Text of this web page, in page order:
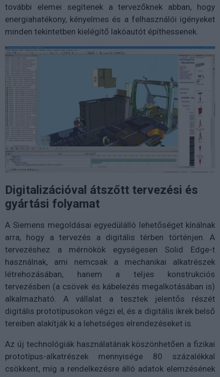
további elemei segítenek a tervezőknek abban, hogy
energiahatékony, kényelmes és a felhasználói igényeket
minden tekintetben kielégítő lakóautót építhessenek.
Digitalizációval átszőtt tervezési és
gyártási folyamat
A Siemens megoldásai egyedülálló lehetőséget kínálnak
arra, hogy a tervezés a digitális térben történjen. A
tervezéshez a mérnökök egységesen Solid Edge-t
használnak, ami nemcsak a mechanikai alkatrészek
létrehozásában, hanem a teljes konstrukciós
tervezésben (a csövek és kábelezés megalkotásában is)
alkalmazható. A vállalat a tesztek jelentős részét
digitális prototípusokon végzi el, és a digitális ikrek belső
tereiben alakítják ki a lehetséges elrendezéseket is.
Az új technológiák használatának köszönhetően a fizikai
prototípus-alkatrészek mennyisége 80 százalékkal
csökkent, míg a rendelkezésre álló adatok elemzésének